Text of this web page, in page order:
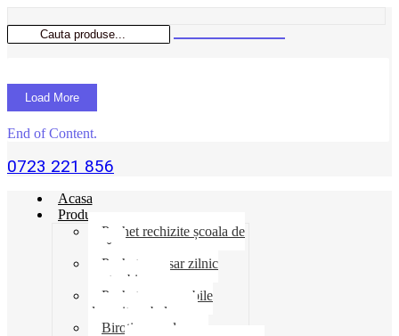
Load More
End of Content.
0723 221 856
Acasa
Produse
Pachet rechizite școala de
vară
Pachet necesar zilnic
pentru birou
Pachet consumabile
depozit-ambalare
Birotica-produse